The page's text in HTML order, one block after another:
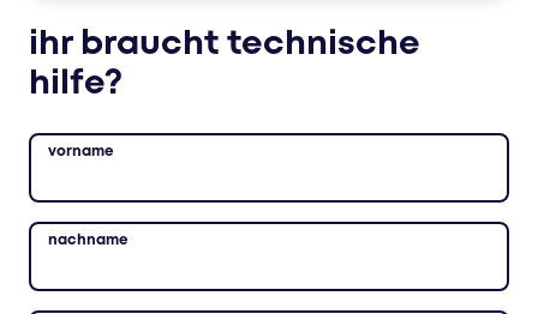
ihr braucht technische
hilfe?
vorname
nachname